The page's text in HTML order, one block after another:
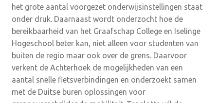
het grote aantal voorgezet onderwijsinstellingen staat
onder druk. Daarnaast wordt onderzocht hoe de
bereikbaarheid van het Graafschap College en Iselinge
Hogeschool beter kan, niet alleen voor studenten van
buiten de regio maar ook over de grens. Daarvoor
verkent de Achterhoek de mogelijkheden van een
aantal snelle fietsverbindingen en onderzoekt samen
met de Duitse buren oplossingen voor